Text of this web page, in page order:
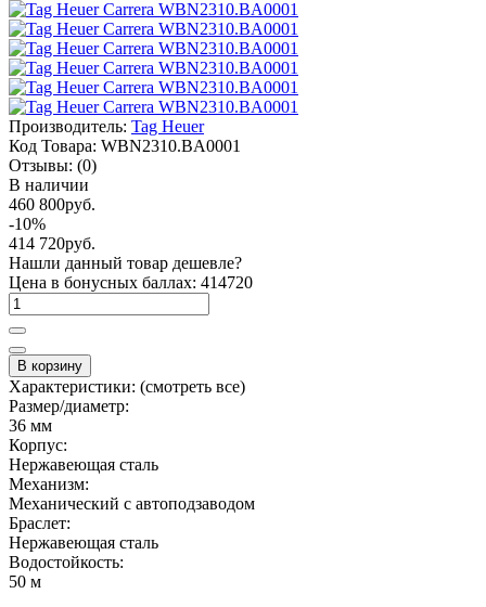
Производитель: Tag Heuer
Код Товара: WBN2310.BA0001
Отзывы: (0)
В наличии
460 800руб.
-10%
414 720руб.
Нашли данный товар дешевле?
Цена в бонусных баллах: 414720
В корзину
Характеристики: (смотреть все)
Размер/диаметр:
36 мм
Корпус:
Нержавеющая сталь
Механизм:
Механический с автоподзаводом
Браслет:
Нержавеющая сталь
Водостойкость:
50 м